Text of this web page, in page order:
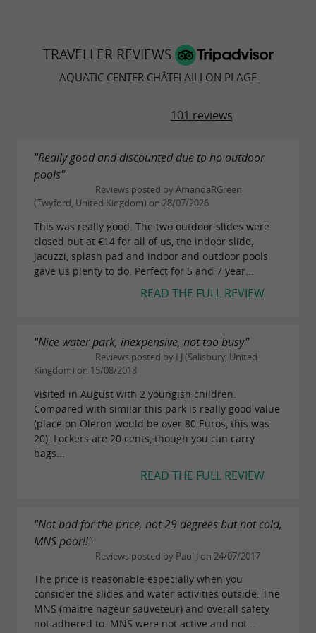
TRAVELLER REVIEWS
AQUATIC CENTER CHÂTELAILLON PLAGE
101 reviews
"Really good and discounted due to no outdoor
pools"
Reviews posted by AmandaRGreen
(Twyford, United Kingdom) on 28/07/2026
This was really good. The two outdoor slides were
closed but at €14 for all of us, the indoor slide,
jacuzzi, splash pad and indoor and outdoor pools
gave us plenty to do. Perfect for 5 and 7 year...
READ THE FULL REVIEW
"Nice water park, inexpensive, not too busy"
Reviews posted by I J (Salisbury, United
Kingdom) on 15/08/2018
Visited in August with 2 youngish children.
Compared with similar this park is really good value
(place on Oleron would be over 80 Euros, this was
20). Lockers are 20 cents, though you can carry
bags...
READ THE FULL REVIEW
"Not bad for the price, not 29 degrees but not cold,
MNS poor!!"
Reviews posted by Paul J on 24/07/2017
The price is reasonable especially when you
consider the slides and water activities outside. The
MNS (maitre nageur sauveteur) and overall safety
not adhered to. MNS were not active and not...